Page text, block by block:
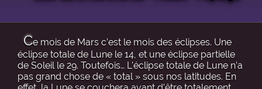
Ce mois de Mars c’est le mois des éclipses. Une
éclipse totale de Lune le 14, et une éclipse partielle
de Soleil le 29. Toutefois… L’éclipse totale de Lune n’a
pas grand chose de « total » sous nos latitudes. En